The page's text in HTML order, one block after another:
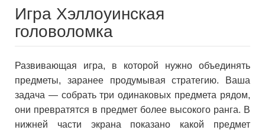
Игра Хэллоуинская
головоломка
Развивающая игра, в которой нужно объединять
предметы, заранее продумывая стратегию. Ваша
задача — собрать три одинаковых предмета рядом,
они превратятся в предмет более высокого ранга. В
нижней части экрана показано какой предмет